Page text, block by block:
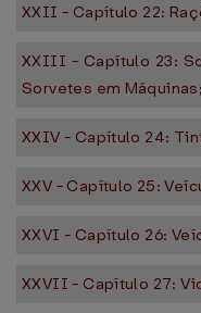
XXII - Capítulo 22:
XXIII - Capítulo 23:
Sorvetes em Máquinas;
XXIV - Capítulo 24:
XXV - Capítulo 25:
XXVI - Capítulo 26:
XXVII - Capítulo 27: